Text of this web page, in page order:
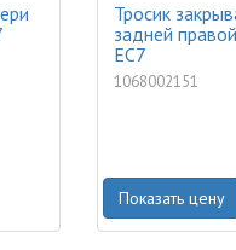
Тросик
задней
EC7
1068002151
Показать цену